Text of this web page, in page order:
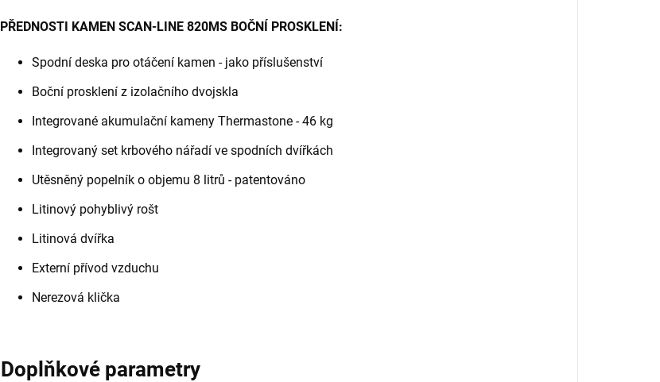
PŘEDNOSTI KAMEN SCAN-LINE 820MS BOČNÍ PROSKLENÍ:
Spodní deska pro otáčení kamen - jako příslušenství
Boční prosklení z izolačního dvojskla
Integrované akumulační kameny Thermastone - 46 kg
Integrovaný set krbového nářadí ve spodních dvířkách
Utěsněný popelník o objemu 8 litrů - patentováno
Litinový pohyblivý rošt
Litinová dvířka
Externí přívod vzduchu
Nerezová klička
Doplňkové parametry